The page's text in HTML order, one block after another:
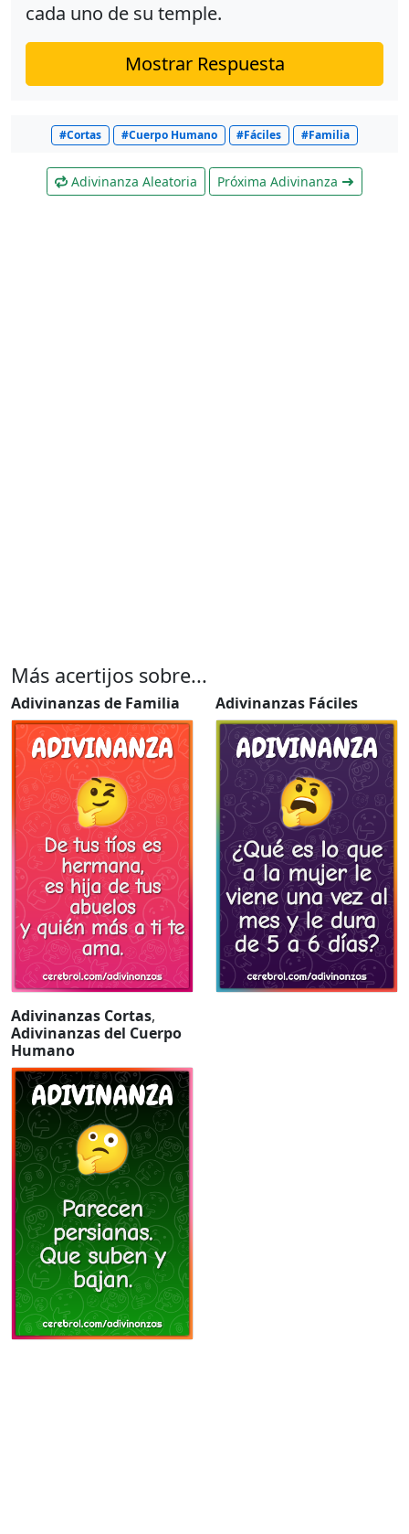
cada uno de su temple.
Mostrar Respuesta
#Cortas #Cuerpo Humano #Fáciles #Familia
Adivinanza Aleatoria Próxima Adivinanza
Más acertijos sobre...
Adivinanzas de Familia Adivinanzas Fáciles
Adivinanzas Cortas,
Adivinanzas del Cuerpo
Humano